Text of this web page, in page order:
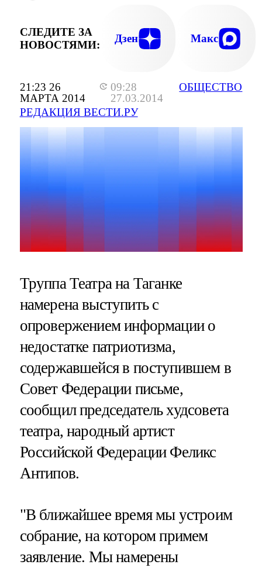
21:23 26
МАРТА 2014
09:28
27.03.2014
РЕДАКЦИЯ ВЕСТИ.РУ
ОБЩЕСТВО
СЛЕДИТЕ ЗА
НОВОСТЯМИ:
Дзен Макс
Труппа Театра на Таганке
намерена выступить с
опровержением информации о
недостатке патриотизма,
содержавшейся в поступившем в
Совет Федерации письме,
сообщил председатель худсовета
театра, народный артист
Российской Федерации Феликс
Антипов.
"В ближайшее время мы устроим
собрание, на котором примем
заявление. Мы намерены